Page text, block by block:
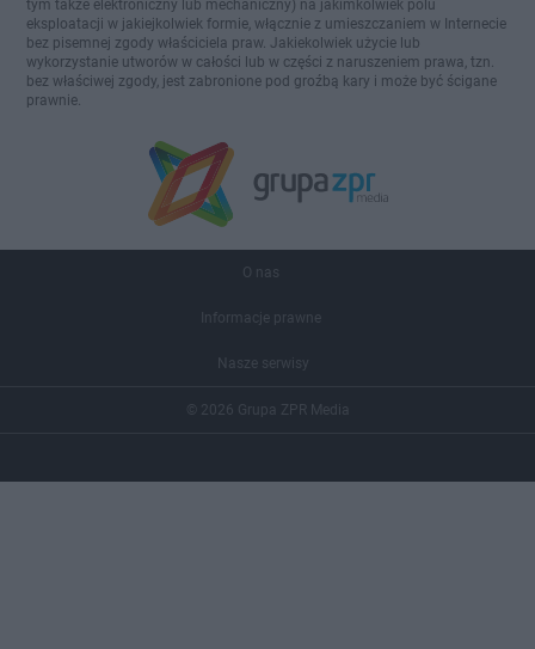
tym także elektroniczny lub mechaniczny) na jakimkolwiek polu
eksploatacji w jakiejkolwiek formie, włącznie z umieszczaniem w Internecie
bez pisemnej zgody właściciela praw. Jakiekolwiek użycie lub
wykorzystanie utworów w całości lub w części z naruszeniem prawa, tzn.
bez właściwej zgody, jest zabronione pod groźbą kary i może być ścigane
prawnie.
O nas
Informacje prawne
Nasze serwisy
© 2026 Grupa ZPR Media